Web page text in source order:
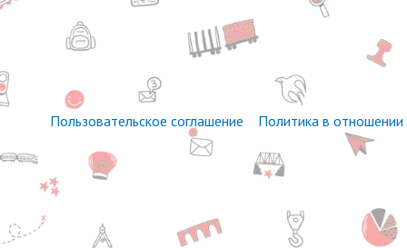
Пользовательское соглашение Политика в